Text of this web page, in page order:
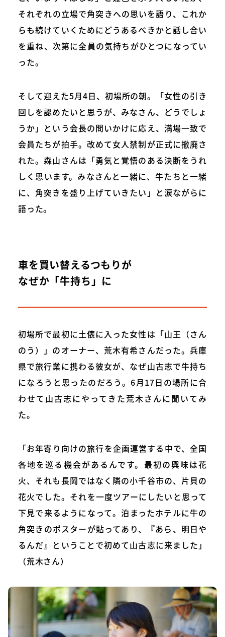
それぞれの立場で角突きへの思いを語り、これか
らも続けていくためにどうあるべきかと話し合い
を重ね、次第に全員の気持ちがひとつになってい
った。
そして迎えた5月4日、初場所の朝。「女性の引き
回しを認めたいと思うが、みなさん、どうでしょ
うか」という会長の問いかけに応え、満場一致で
会員たちが拍手。改めて女人禁制が正式に撤廃さ
れた。森山さんは「勇気と覚悟のある決断をうれ
しく思います。みなさんと一緒に、牛たちと一緒
に、角突きを盛り上げていきたい」と涙ながらに
語った。
車を買い替えるつもりが
なぜか「牛持ち」に
初場所で最初に土俵に入った女性は「山王（さん
のう）」のオーナー、荒木有希さんだった。兵庫
県で旅行業に携わる彼女が、なぜ山古志で牛持ち
になろうと思ったのだろう。6月17日の場所に合
わせて山古志にやってきた荒木さんに聞いてみ
た。
「お年寄り向けの旅行を企画運営する中で、全国
各地を巡る機会があるんです。最初の興味は花
火、それも長岡ではなく隣の小千谷市の、片貝の
花火でした。それを一度ツアーにしたいと思って
下見で来るようになって。泊まったホテルに牛の
角突きのポスターが貼ってあり、『あら、明日や
るんだ』ということで初めて山古志に来ました」
（荒木さん）